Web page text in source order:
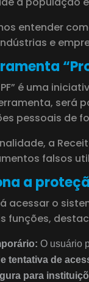
entender
e
é uma
será
pessoais de
a
falsos
a
acessar o
funções,
O usuário
tentativa de
para